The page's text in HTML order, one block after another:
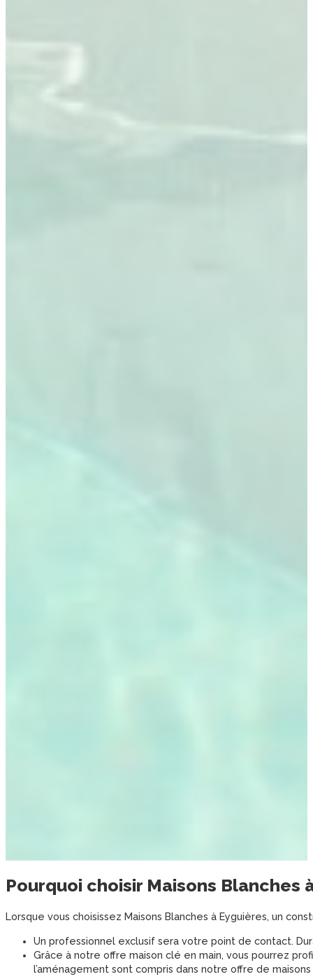
Pourquoi choisir Maisons Blanches
Lorsque vous choisissez Maisons Blanches à Eyguières, un
Un professionnel exclusif sera votre point de contact.
Grâce à notre offre maison clé en main, vous pourrez
l’aménagement sont compris dans notre offre de